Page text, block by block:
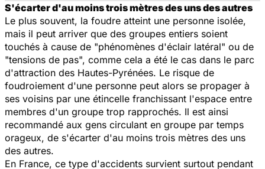
S'écarter d'au moins trois mètres des uns des autres
Le plus souvent, la foudre atteint une personne isolée,
mais il peut arriver que des groupes entiers soient
touchés à cause de "phénomènes d'éclair latéral" ou de
"tensions de pas", comme cela a été le cas dans le parc
d'attraction des Hautes-Pyrénées. Le risque de
foudroiement d'une personne peut alors se propager à
ses voisins par une étincelle franchissant l'espace entre
membres d'un groupe trop rapprochés. Il est ainsi
recommandé aux gens circulant en groupe par temps
orageux, de s'écarter d'au moins trois mètres des uns
des autres.
En France, ce type d'accidents survient surtout pendant